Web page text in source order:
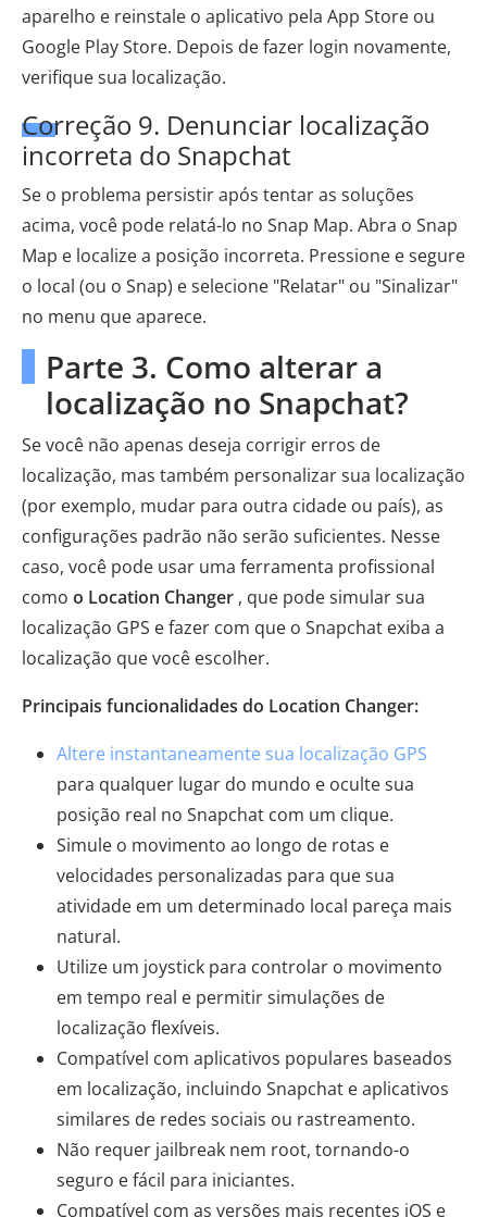
aparelho e reinstale o aplicativo pela App Store ou
Google Play Store. Depois de fazer login novamente,
verifique sua localização.
Correção 9. Denunciar localização
incorreta do Snapchat
Se o problema persistir após tentar as soluções
acima, você pode relatá-lo no Snap Map. Abra o Snap
Map e localize a posição incorreta. Pressione e segure
o local (ou o Snap) e selecione "Relatar" ou "Sinalizar"
no menu que aparece.
Parte 3. Como alterar a
localização no Snapchat?
Se você não apenas deseja corrigir erros de
localização, mas também personalizar sua localização
(por exemplo, mudar para outra cidade ou país), as
configurações padrão não serão suficientes. Nesse
caso, você pode usar uma ferramenta profissional
como o Location Changer , que pode simular sua
localização GPS e fazer com que o Snapchat exiba a
localização que você escolher.
Principais funcionalidades do Location Changer:
Altere instantaneamente sua localização GPS
para qualquer lugar do mundo e oculte sua
posição real no Snapchat com um clique.
Simule o movimento ao longo de rotas e
velocidades personalizadas para que sua
atividade em um determinado local pareça mais
natural.
Utilize um joystick para controlar o movimento
em tempo real e permitir simulações de
localização flexíveis.
Compatível com aplicativos populares baseados
em localização, incluindo Snapchat e aplicativos
similares de redes sociais ou rastreamento.
Não requer jailbreak nem root, tornando-o
seguro e fácil para iniciantes.
Compatível com as versões mais recentes iOS e